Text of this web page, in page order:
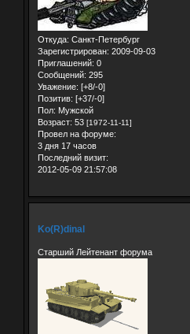
Откуда: Санкт-Петербург
Зарегистрирован: 2009-09-03
Приглашений: 0
Сообщений: 295
Уважение: [+8/-0]
Позитив: [+37/-0]
Пол: Мужской
Возраст: 53 [1972-11-11]
Провел на форуме:
3 дня 17 часов
Последний визит:
2012-05-09 21:57:08
Ko(R)dinal
Старший Лейтенант форума